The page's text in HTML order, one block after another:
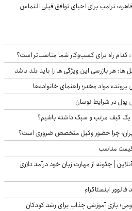
ترامپ برای احیای توافق قبلی التماس
: کدام راه برای کسب‌وکار شما مناسب‌تر است؟
هر بازرسی این ویژگی ها را باید بلد باشد
در شرایط نوسان
کیف مرتب و سبک داشته باشیم؟
چرا حضور وکیل متخصص ضروری است؟
مناسب
| چگونه از مهارت زبان خود درآمد دلاری
اینستاگرام
بازی آموزشی جذاب برای رشد کودکان